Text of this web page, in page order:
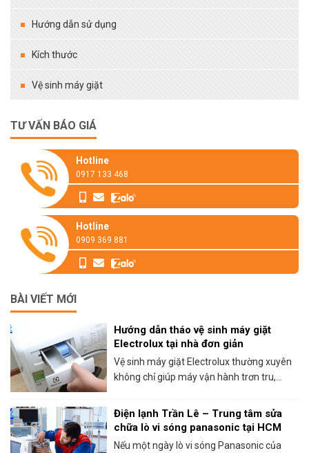
Hướng dẫn sử dụng
Kích thước
Vệ sinh máy giặt
TƯ VẤN BÁO GIÁ
Hotline
0917 133 468
Hotline
0909 369 881
BÀI VIẾT MỚI
Hướng dẫn tháo vệ sinh máy giặt
Electrolux tại nhà đơn giản
Vệ sinh máy giặt Electrolux thường xuyên
không chỉ giúp máy vận hành trơn tru,...
Điện lạnh Trần Lê – Trung tâm sửa
chữa lò vi sóng panasonic tại HCM
Nếu một ngày lò vi sóng Panasonic của